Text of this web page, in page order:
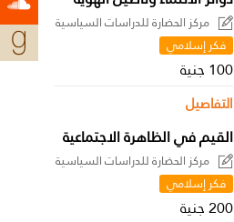
مركز الحضارة للدراسات السياسية
فكر إسلامي
100 جنية
التفاصيل
القيم في الظاهرة الاجتماعية
مركز الحضارة للدراسات السياسية
فكر إسلامي
200 جنية